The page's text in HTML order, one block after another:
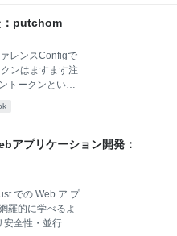
：putchom
レンスConfigで
ンはますます注
トークンという
かわからない方
向けにデザイン
株式会社スマー
イントークンを
方まで幅広く網
トークンを設計
。 [著者]
アプリケーション開発：
での Web ア プ
羅的に学べるよ
安全性・並行処